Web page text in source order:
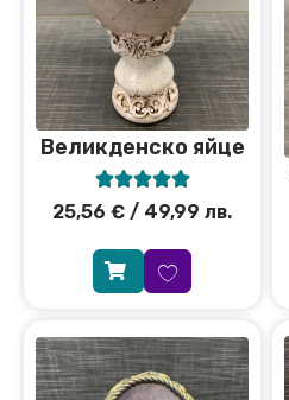
Великденско яйце

25,56 € / 49,99 лв.